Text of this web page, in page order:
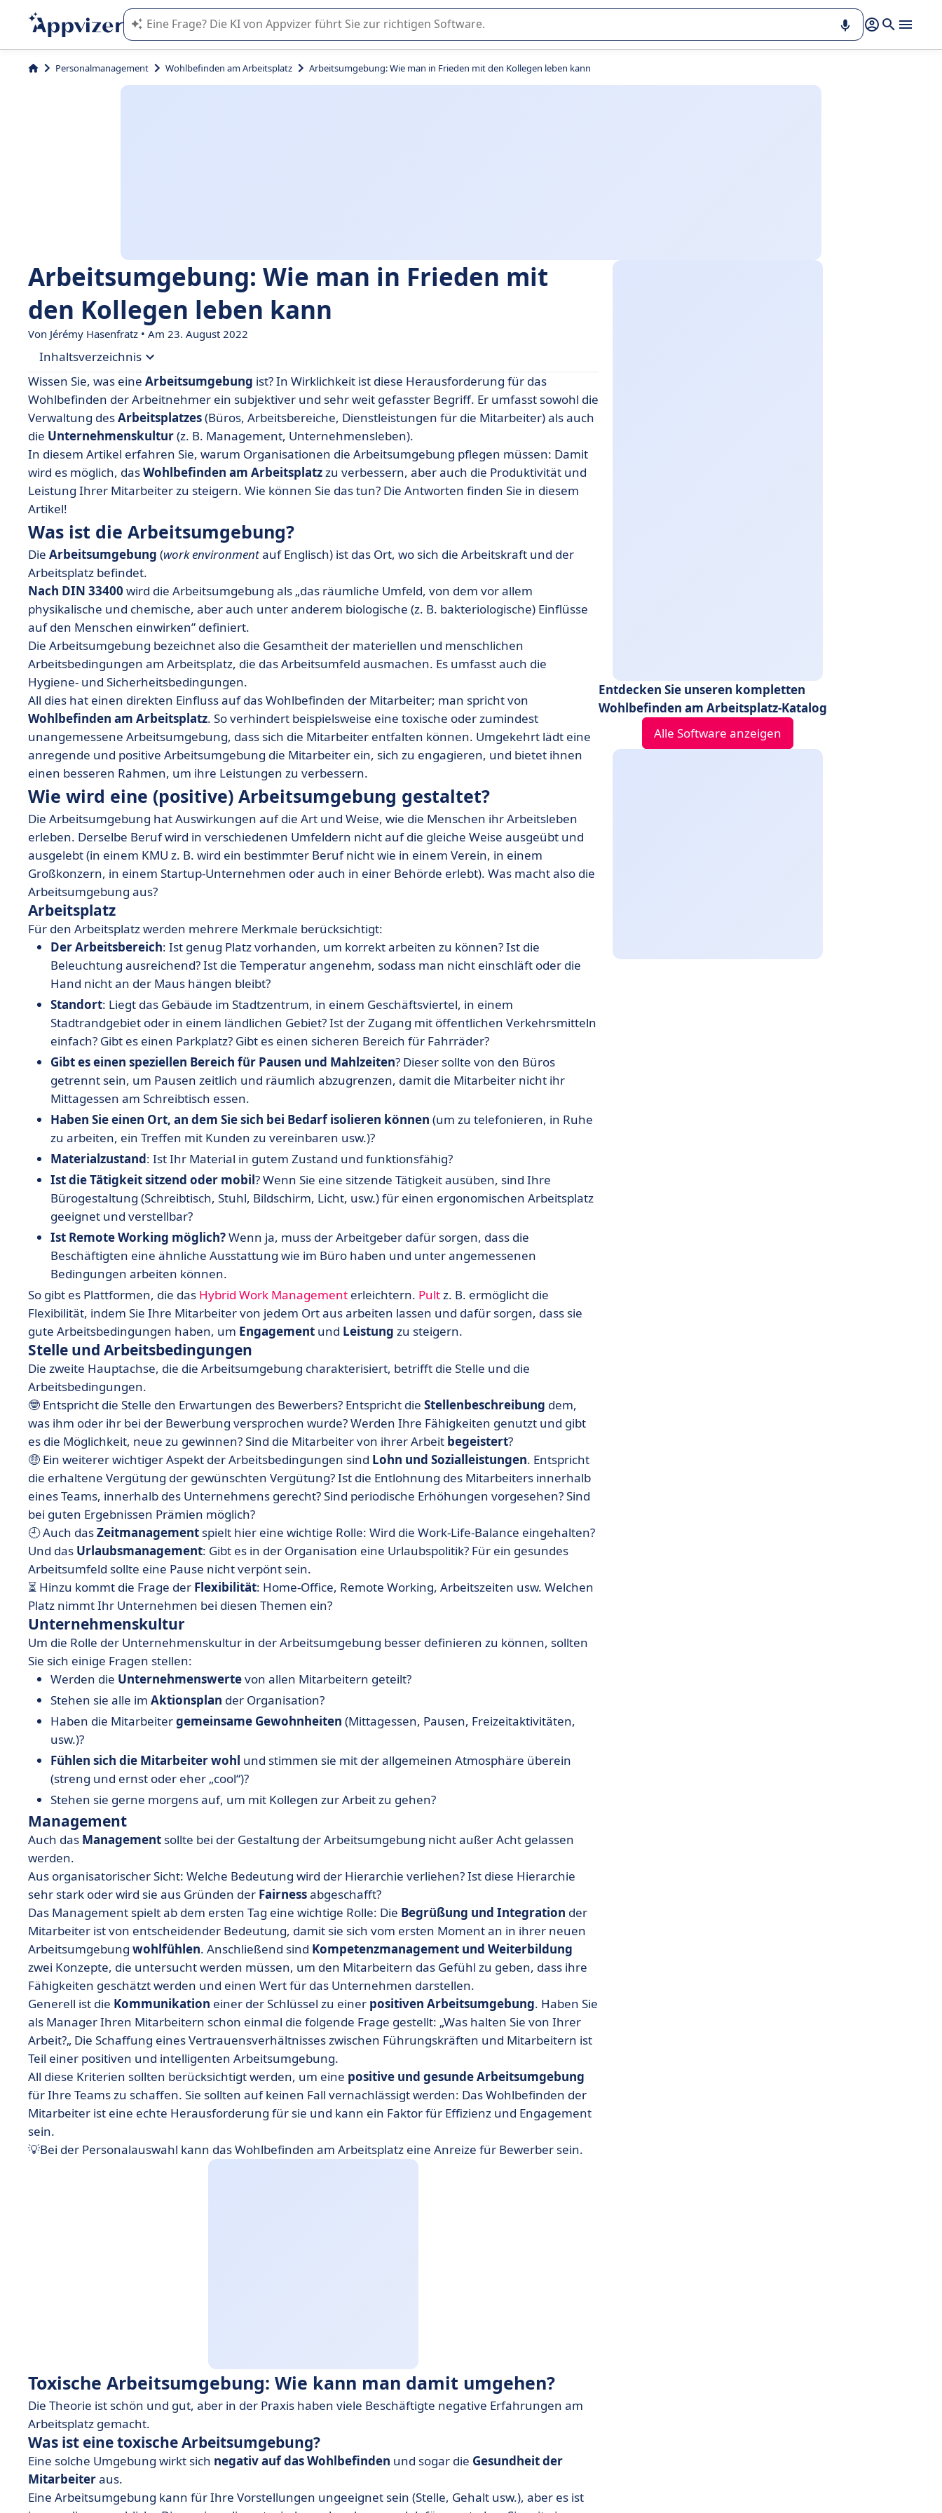
Die KI von Appvizer führt Sie bei der Nutzung oder Auswahl von SaaS-Software in Unternehmen.
Personalmanagement Wohlbefinden am Arbeitsplatz Arbeitsumgebung: Wie man in Frieden mit den Kollegen leben kann
Arbeitsumgebung: Wie man in Frieden mit
den Kollegen leben kann
Von Jérémy Hasenfratz • Am 23. August 2022
Inhaltsverzeichnis
• Was ist die Arbeitsumgebung?
• Wie wird eine (positive) Arbeitsumgebung gestaltet?
• Toxische Arbeitsumgebung: Wie kann man damit umgehen?
• Arbeitsumgebung und Performance
• Eine ideale Arbeitsumgebung zur Förderung des Engagements
Wissen Sie, was eine Arbeitsumgebung ist? In Wirklichkeit ist diese Herausforderung für das
Wohlbefinden der Arbeitnehmer ein subjektiver und sehr weit gefasster Begriff. Er umfasst sowohl die
Verwaltung desArbeitsplatzes(Büros, Arbeitsbereiche, Dienstleistungen für die Mitarbeiter) als auch
die Unternehmenskultur(z. B. Management, Unternehmensleben).
In diesem Artikel erfahren Sie, warum Organisationen die Arbeitsumgebung pflegen müssen: Damit
wird es möglich, dasWohlbefinden am Arbeitsplatzzu verbessern, aber auch die Produktivität und
Leistung Ihrer Mitarbeiter zu steigern. Wie können Sie das tun? Die Antworten finden Sie in diesem
Artikel!
Was ist die Arbeitsumgebung?
Die Arbeitsumgebung (work environmentauf Englisch) ist das Ort, wo sich die Arbeitskraft und der
Arbeitsplatz befindet.
Nach DIN 33400 wird die Arbeitsumgebung als „das räumliche Umfeld, von dem vor allem
physikalische und chemische, aber auch unter anderem biologische (z. B. bakteriologische) Einflüsse
auf den Menschen einwirken” definiert.
Die Arbeitsumgebung bezeichnet also die Gesamtheit der materiellen und menschlichen
Arbeitsbedingungen am Arbeitsplatz, die das Arbeitsumfeld ausmachen. Es umfasst auch die
Hygiene- und Sicherheitsbedingungen.
All dies hat einen direkten Einfluss auf das Wohlbefinden der Mitarbeiter; man spricht von
Wohlbefinden am Arbeitsplatz. So verhindert beispielsweise eine toxische oder zumindest
unangemessene Arbeitsumgebung, dass sich die Mitarbeiter entfalten können. Umgekehrt lädt eine
anregende und positive Arbeitsumgebung die Mitarbeiter ein, sich zu engagieren, und bietet ihnen
einen besseren Rahmen, um ihre Leistungen zu verbessern.
Wie wird eine (positive) Arbeitsumgebung gestaltet?
Die Arbeitsumgebung hat Auswirkungen auf die Art und Weise, wie die Menschen ihr Arbeitsleben
erleben. Derselbe Beruf wird in verschiedenen Umfeldern nicht auf die gleiche Weise ausgeübt und
ausgelebt (in einem KMU z. B. wird ein bestimmter Beruf nicht wie in einem Verein, in einem
Großkonzern, in einem Startup-Unternehmen oder auch in einer Behörde erlebt). Was macht also die
Arbeitsumgebung aus?
Arbeitsplatz
Für den Arbeitsplatz werden mehrere Merkmale berücksichtigt:
Der Arbeitsbereich: Ist genug Platz vorhanden, um korrekt arbeiten zu können? Ist die
Beleuchtung ausreichend? Ist die Temperatur angenehm, sodass man nicht einschläft oder die
Hand nicht an der Maus hängen bleibt?
Standort: Liegt das Gebäude im Stadtzentrum, in einem Geschäftsviertel, in einem
Stadtrandgebiet oder in einem ländlichen Gebiet? Ist der Zugang mit öffentlichen Verkehrsmitteln
einfach? Gibt es einen Parkplatz? Gibt es einen sicheren Bereich für Fahrräder?
Gibt es einen speziellen Bereich für Pausen und Mahlzeiten? Dieser sollte von den Büros
getrennt sein, um Pausen zeitlich und räumlich abzugrenzen, damit die Mitarbeiter nicht ihr
Mittagessen am Schreibtisch essen.
Haben Sie einen Ort, an dem Sie sich bei Bedarf isolieren können (um zu telefonieren, in Ruhe
zu arbeiten, ein Treffen mit Kunden zu vereinbaren usw.)?
Materialzustand: Ist Ihr Material in gutem Zustand und funktionsfähig?
Ist die Tätigkeit sitzend oder mobil? Wenn Sie eine sitzende Tätigkeit ausüben, sind Ihre
Bürogestaltung (Schreibtisch, Stuhl, Bildschirm, Licht, usw.) für einen ergonomischen Arbeitsplatz
geeignet und verstellbar?
Ist Remote Working möglich?Wenn ja, muss der Arbeitgeber dafür sorgen, dass die
Beschäftigten eine ähnliche Ausstattung wie im Büro haben und unter angemessenen
Bedingungen arbeiten können.
So gibt es Plattformen, die das Hybrid Work Management erleichtern. Pultz. B. ermöglicht die
Flexibilität, indem Sie Ihre Mitarbeiter von jedem Ort aus arbeiten lassen und dafür sorgen, dass sie
gute Arbeitsbedingungen haben, um Engagement und Leistung zu steigern.
Stelle und Arbeitsbedingungen
Die zweite Hauptachse, die die Arbeitsumgebung charakterisiert, betrifft die Stelle und die
Arbeitsbedingungen.
🤓 Entspricht die Stelle den Erwartungen des Bewerbers? Entspricht die Stellenbeschreibung dem,
was ihm oder ihr bei der Bewerbung versprochen wurde? Werden Ihre Fähigkeiten genutzt und gibt
es die Möglichkeit, neue zu gewinnen? Sind die Mitarbeiter von ihrer Arbeit begeistert?
🤑 Ein weiterer wichtiger Aspekt der Arbeitsbedingungen sind Lohn und Sozialleistungen. Entspricht
die erhaltene Vergütung der gewünschten Vergütung? Ist die Entlohnung des Mitarbeiters innerhalb
eines Teams, innerhalb des Unternehmens gerecht? Sind periodische Erhöhungen vorgesehen? Sind
bei guten Ergebnissen Prämien möglich?
🕘 Auch dasZeitmanagement spielt hier eine wichtige Rolle: Wird die Work-Life-Balance eingehalten?
Und das Urlaubsmanagement: Gibt es in der Organisation eine Urlaubspolitik? Für ein gesundes
Arbeitsumfeld sollte eine Pause nicht verpönt sein.
⏳ Hinzu kommt die Frage der Flexibilität: Home-Office, Remote Working, Arbeitszeiten usw. Welchen
Platz nimmt Ihr Unternehmen bei diesen Themen ein?
Unternehmenskultur
Um die Rolle der Unternehmenskultur in der Arbeitsumgebung besser definieren zu können, sollten
Sie sich einige Fragen stellen:
Werden die Unternehmenswertevon allen Mitarbeitern geteilt?
Stehen sie alle im Aktionsplan der Organisation?
Haben die Mitarbeitergemeinsame Gewohnheiten (Mittagessen, Pausen, Freizeitaktivitäten,
usw.)?
Fühlen sich die Mitarbeiter wohl und stimmen sie mit der allgemeinen Atmosphäre überein
(streng und ernst oder eher „cool“)?
Stehen sie gerne morgens auf, um mit Kollegen zur Arbeit zu gehen?
Management
Auch das Management sollte bei der Gestaltung der Arbeitsumgebung nicht außer Acht gelassen
werden.
Aus organisatorischer Sicht: Welche Bedeutung wird der Hierarchie verliehen? Ist diese Hierarchie
sehr stark oder wird sie aus Gründen der Fairnessabgeschafft?
Das Management spielt ab dem ersten Tag eine wichtige Rolle: Die Begrüßung und Integration der
Mitarbeiter ist von entscheidender Bedeutung, damit sie sich vom ersten Moment an in ihrer neuen
Arbeitsumgebung wohlfühlen. Anschließend sind Kompetenzmanagement und Weiterbildung
zwei Konzepte, die untersucht werden müssen, um den Mitarbeitern das Gefühl zu geben, dass ihre
Fähigkeiten geschätzt werden und einen Wert für das Unternehmen darstellen.
Generell ist die Kommunikation einer der Schlüssel zu einer positiven Arbeitsumgebung. Haben Sie
als Manager Ihren Mitarbeitern schon einmal die folgende Frage gestellt: „Was halten Sie von Ihrer
Arbeit?„ Die Schaffung eines Vertrauensverhältnisses zwischen Führungskräften und Mitarbeitern ist
Teil einer positiven und intelligenten Arbeitsumgebung.
All diese Kriterien sollten berücksichtigt werden, um eine positive und gesunde Arbeitsumgebung
für Ihre Teams zu schaffen. Sie sollten auf keinen Fall vernachlässigt werden: Das Wohlbefinden der
Mitarbeiter ist eine echte Herausforderung für sie und kann ein Faktor für Effizienz und Engagement
sein.
💡Bei der Personalauswahl kann das Wohlbefinden am Arbeitsplatz eine Anreize für Bewerber sein.
Toxische Arbeitsumgebung: Wie kann man damit umgehen?
Die Theorie ist schön und gut, aber in der Praxis haben viele Beschäftigte negative Erfahrungen am
Arbeitsplatz gemacht.
Was ist eine toxische Arbeitsumgebung?
Eine solche Umgebung wirkt sich negativ auf das Wohlbefinden und sogar die Gesundheit der
Mitarbeiteraus.
Eine Arbeitsumgebung kann für Ihre Vorstellungen ungeeignet sein (Stelle, Gehalt usw.), aber es ist
Entdecken Sie unseren kompletten
Wohlbefinden am Arbeitsplatz-Katalog
Alle Software anzeigen